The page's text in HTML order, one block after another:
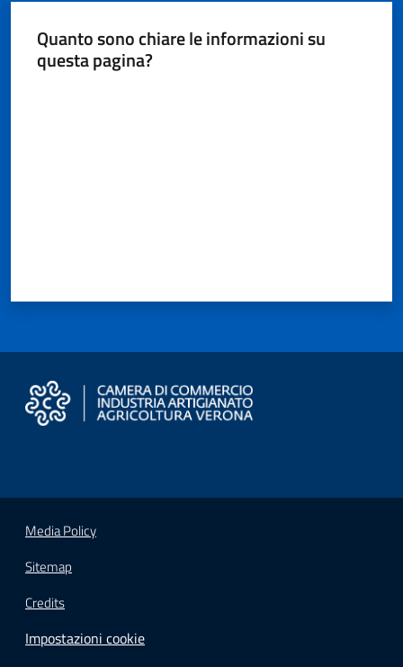
Quanto sono chiare le informazioni su
questa pagina?
Media Policy
Sitemap
Credits
Impostazioni cookie